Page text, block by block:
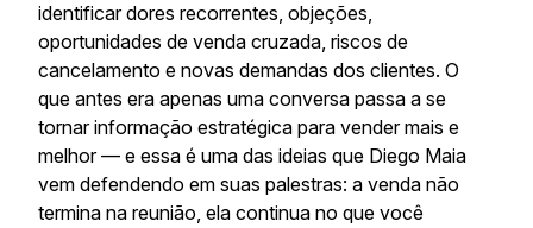
identificar dores recorrentes, objeções,
oportunidades de venda cruzada, riscos de
cancelamento e novas demandas dos clientes. O
que antes era apenas uma conversa passa a se
tornar informação estratégica para vender mais e
melhor — e essa é uma das ideias que Diego Maia
vem defendendo em suas palestras: a venda não
termina na reunião, ela continua no que você